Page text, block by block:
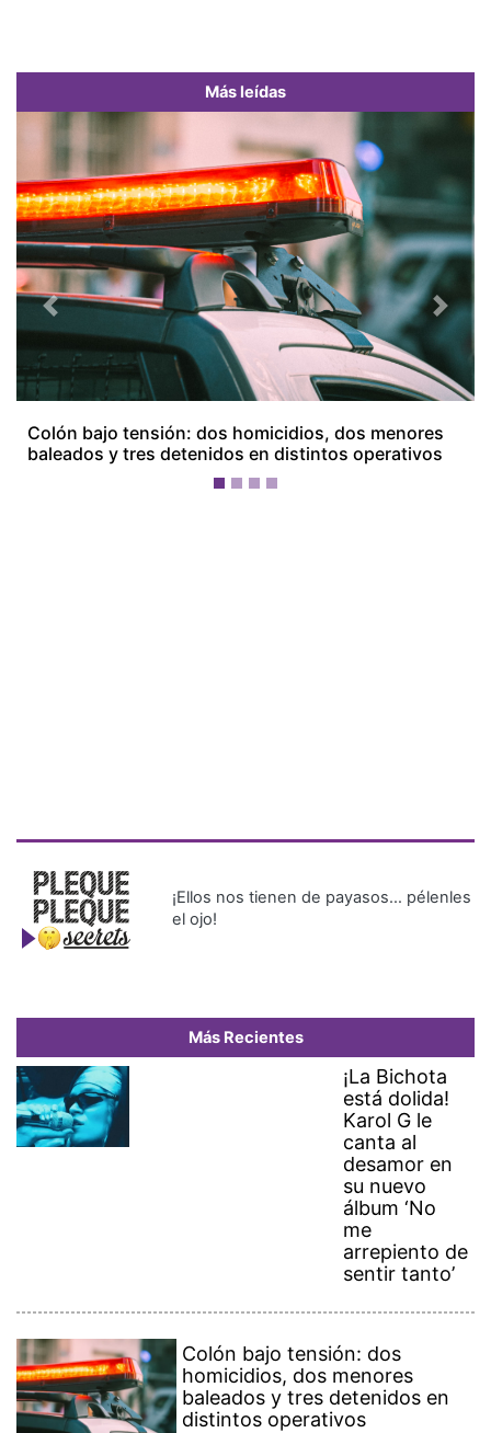
Más leídas
Colón bajo tensión: dos homicidios, dos menores
baleados y tres detenidos en distintos operativos
Previous Next
¡Ellos nos tienen de payasos… pélenles
el ojo!
Más Recientes
¡La Bichota
está dolida!
Karol G le
canta al
desamor en
su nuevo
álbum ‘No
me
arrepiento de
sentir tanto’
Colón bajo tensión: dos
homicidios, dos menores
baleados y tres detenidos en
distintos operativos